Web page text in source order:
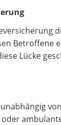
Betroffene
Lücke
oder